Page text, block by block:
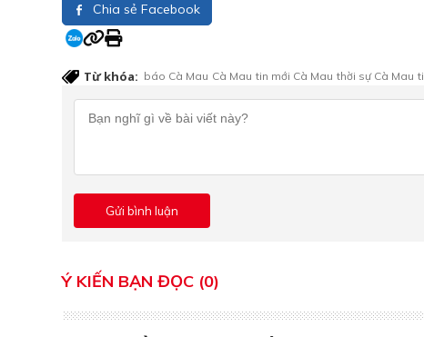
Chia sẻ Facebook
Từ khóa: báo Cà Mau Cà Mau tin mới Cà Mau thời sự Cà Mau
Ý KIẾN BẠN ĐỌC (0)